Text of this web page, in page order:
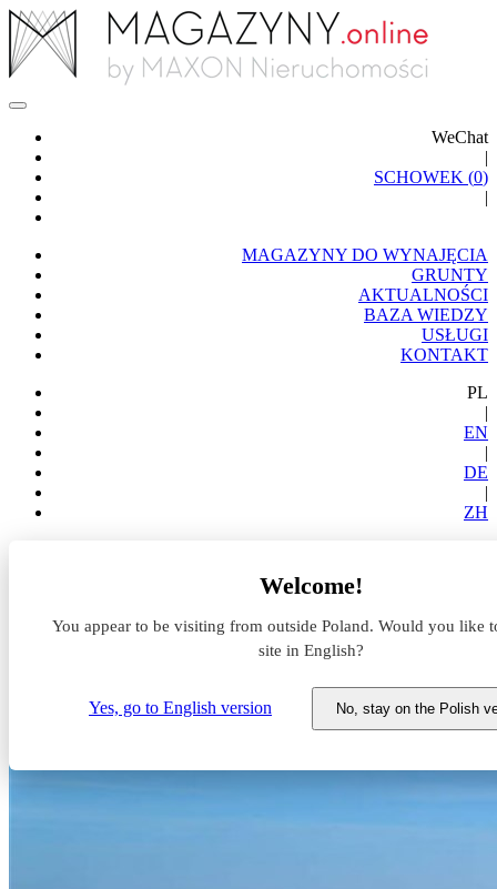
WeChat
|
SCHOWEK (0)
|
MAGAZYNY DO WYNAJĘCIA
GRUNTY
AKTUALNOŚCI
BAZA WIEDZY
USŁUGI
KONTAKT
PL
|
EN
|
DE
|
ZH
Welcome!
You appear to be visiting from outside Poland. Would you like
site in English?
Yes, go to English version No, stay on the Polish
Trademarc sprzedaje magazyn BTS pod Warszawą
Trademarc sprzedaje magazyn